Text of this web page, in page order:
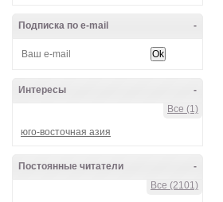
-
Подписка по e-mail
-
Интересы
Все (1)
юго-восточная азия
-
Постоянные читатели
Все (2101)